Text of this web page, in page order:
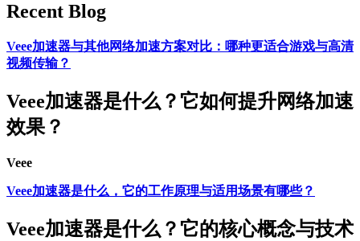
Recent Blog
Veee加速器与其他网络加速方案对比：哪种更适合游戏与高清
视频传输？
Veee加速器是什么？它如何提升网络加速
效果？
Veee
Veee加速器是什么，它的工作原理与适用场景有哪些？
Veee加速器是什么？它的核心概念与技术